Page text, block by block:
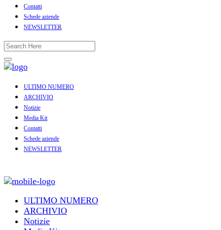
Contatti
Schede aziende
NEWSLETTER
ULTIMO NUMERO
ARCHIVIO
Notizie
Media Kit
Contatti
Schede aziende
NEWSLETTER
ULTIMO NUMERO
ARCHIVIO
Notizie